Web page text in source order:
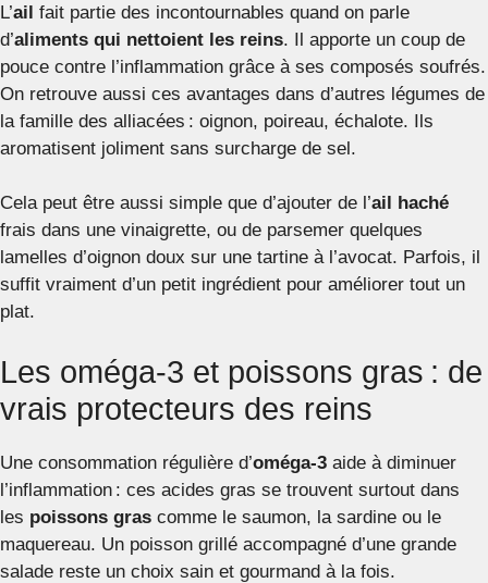
L’ail fait partie des incontournables quand on parle
d’aliments qui nettoient les reins. Il apporte un coup de
pouce contre l’inflammation grâce à ses composés soufrés.
On retrouve aussi ces avantages dans d’autres légumes de
la famille des alliacées : oignon, poireau, échalote. Ils
aromatisent joliment sans surcharge de sel.
Cela peut être aussi simple que d’ajouter de l’ail haché
frais dans une vinaigrette, ou de parsemer quelques
lamelles d’oignon doux sur une tartine à l’avocat. Parfois, il
suffit vraiment d’un petit ingrédient pour améliorer tout un
plat.
Les oméga-3 et poissons gras : de
vrais protecteurs des reins
Une consommation régulière d’oméga-3 aide à diminuer
l’inflammation : ces acides gras se trouvent surtout dans
les poissons gras comme le saumon, la sardine ou le
maquereau. Un poisson grillé accompagné d’une grande
salade reste un choix sain et gourmand à la fois.